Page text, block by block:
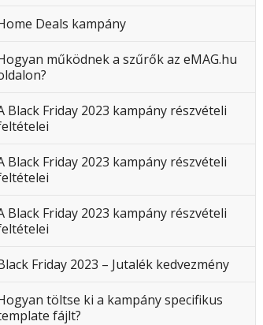
Deals kampány
működnek a szűrők az eMAG.hu
Black Friday 2023 kampány részvételi
Black Friday 2023 kampány részvételi
Black Friday 2023 kampány részvételi
Friday 2023 – Jutalék kedvezmény
töltse ki a kampány specifikus
fájlt?